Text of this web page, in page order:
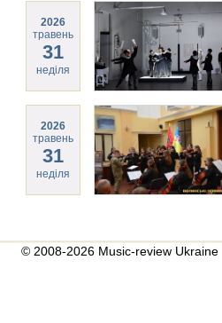
2026
травень
31
неділя
2026
травень
31
неділя
© 2008-2026 Music-review Ukraine